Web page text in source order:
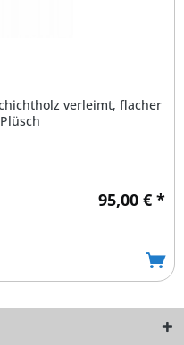
verleimt, flacher
95,00 € *